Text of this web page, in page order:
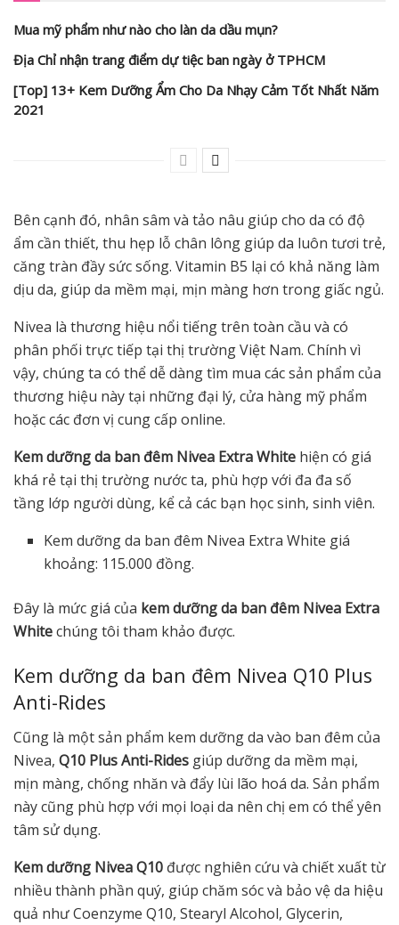
Mua mỹ phẩm như nào cho làn da dầu mụn?
Địa Chỉ nhận trang điểm dự tiệc ban ngày ở TPHCM
[Top] 13+ Kem Dưỡng Ẩm Cho Da Nhạy Cảm Tốt Nhất Năm
2021
Bên cạnh đó, nhân sâm và tảo nâu giúp cho da có độ
ẩm cần thiết, thu hẹp lỗ chân lông giúp da luôn tươi trẻ,
căng tràn đầy sức sống. Vitamin B5 lại có khả năng làm
dịu da, giúp da mềm mại, mịn màng hơn trong giấc ngủ.
Nivea là thương hiệu nổi tiếng trên toàn cầu và có
phân phối trực tiếp tại thị trường Việt Nam. Chính vì
vậy, chúng ta có thể dễ dàng tìm mua các sản phẩm của
thương hiệu này tại những đại lý, cửa hàng mỹ phẩm
hoặc các đơn vị cung cấp online.
Kem dưỡng da ban đêm Nivea Extra White hiện có giá
khá rẻ tại thị trường nước ta, phù hợp với đa đa số
tầng lớp người dùng, kể cả các bạn học sinh, sinh viên.
Kem dưỡng da ban đêm Nivea Extra White giá
khoảng: 115.000 đồng.
Đây là mức giá của kem dưỡng da ban đêm Nivea Extra
Whitechúng tôi tham khảo được.
Kem dưỡng da ban đêm Nivea Q10 Plus
Anti-Rides
Cũng là một sản phẩm kem dưỡng da vào ban đêm của
Nivea, Q10 Plus Anti-Rides giúp dưỡng da mềm mại,
mịn màng, chống nhăn và đẩy lùi lão hoá da. Sản phẩm
này cũng phù hợp với mọi loại da nên chị em có thể yên
tâm sử dụng.
Kem dưỡng Nivea Q10 được nghiên cứu và chiết xuất từ
nhiều thành phần quý, giúp chăm sóc và bảo vệ da hiệu
quả như Coenzyme Q10, Stearyl Alcohol, Glycerin,